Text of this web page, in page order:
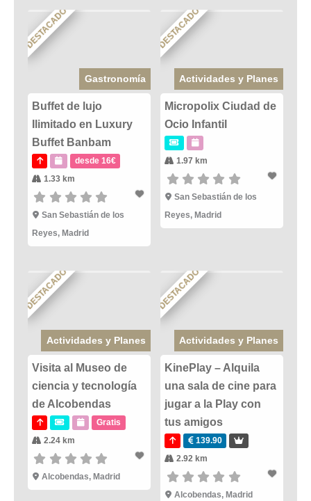
DESTACADO
Gastronomía
Buffet de lujo
Ilimitado en Luxury
Buffet Banbam
desde 16€
1.33 km
San Sebastián de los
Reyes, Madrid
DESTACADO
Actividades y Planes
Micropolix Ciudad de
Ocio Infantil
1.97 km
San Sebastián de los
Reyes, Madrid
DESTACADO
Actividades y Planes
Visita al Museo de
ciencia y tecnología
de Alcobendas
Gratis
2.24 km
Alcobendas, Madrid
DESTACADO
Actividades y Planes
KinePlay – Alquila
una sala de cine para
jugar a la Play con
tus amigos
139.90
2.92 km
Alcobendas, Madrid